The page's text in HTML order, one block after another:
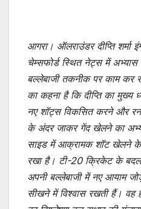
आगरा। ऑलराउंडर दीप्ति शर्मा
चेम्सफोर्ड स्थित नेट्स में
बल्लेबाजी तकनीक पर काम कर
का कहना है कि दीप्ति का मुख्य
नए शॉट्स विकसित करने और
के अंदर जाकर गेंद खेलने का
साइड में आक्रामक शॉट खेलने के
रखा है। टी-20 क्रिकेट के
अपनी बल्लेबाजी में नए आयाम
सीखने में विश्वास रखती हैं।